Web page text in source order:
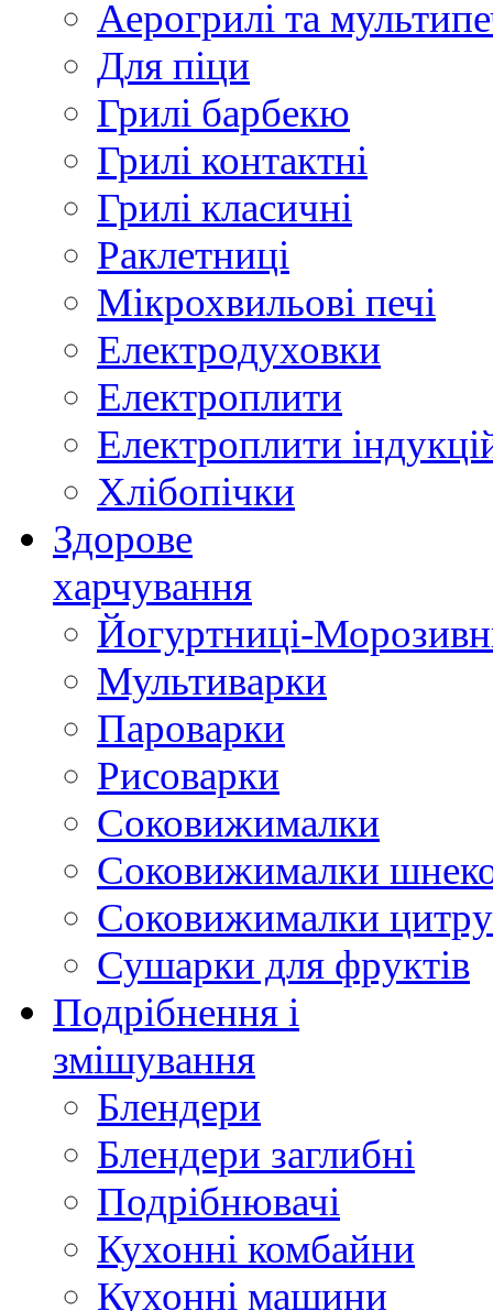
Аерогрилі та
Для піци
Грилі барбекю
Грилі контактні
Грилі класичні
Раклетниці
Мікрохвильові печі
Електродуховки
Електроплити
Електроплити
Хлібопічки
Здорове
харчування
Йогуртниці-
Мультиварки
Пароварки
Рисоварки
Соковижималки
Соковижималки
Соковижималки
Сушарки для фруктів
Подрібнення і
змішування
Блендери
Блендери заглибні
Подрібнювачі
Кухонні комбайни
Кухонні машини